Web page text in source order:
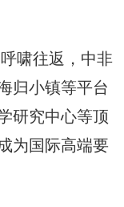
啸往返，中非
归小镇等平台
研究中心等顶
为国际高端要